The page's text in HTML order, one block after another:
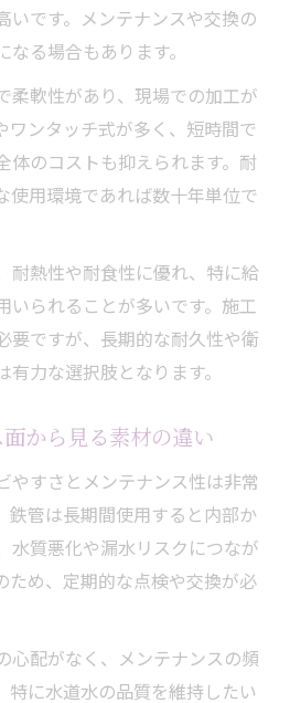
いです。メンテナンスや交換の
る場合もあります。
柔軟性があり、現場での加工が
ワンタッチ式が多く、短時間で
体のコストも抑えられます。耐
使用環境であれば数十年単位で
耐熱性や耐食性に優れ、特に給
いられることが多いです。施工
要ですが、長期的な耐久性や衛
力な選択肢となります。
から見る素材の違い
やすさとメンテナンス性は非常
鉄管は長期間使用すると内部か
水質悪化や漏水リスクにつなが
ため、定期的な点検や交換が必
心配がなく、メンテナンスの頻
特に水道水の品質を維持したい